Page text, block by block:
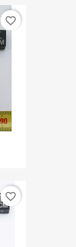
favorite_border
favorite_border